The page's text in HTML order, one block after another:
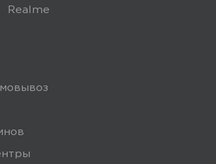
Невесомый,
не нашла
Realme